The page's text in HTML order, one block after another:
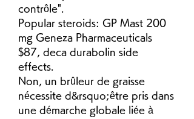
contrôle".
Popular steroids: GP Mast 200
mg Geneza Pharmaceuticals
$87, deca durabolin side
effects.
Non, un brûleur de graisse
nécessite d&rsquo;être pris dans
une démarche globale liée à